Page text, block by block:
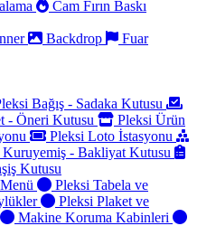
Cam Fırın Baskı
Backdrop
Fuar
Bağış - Sadaka Kutusu
- Öneri Kutusu
Pleksi Ürün
Pleksi Loto İstasyonu
Kuruyemiş - Bakliyat Kutusu
Kutusu
Pleksi Tabela ve
Pleksi Plaket ve
Makine Koruma Kabinleri